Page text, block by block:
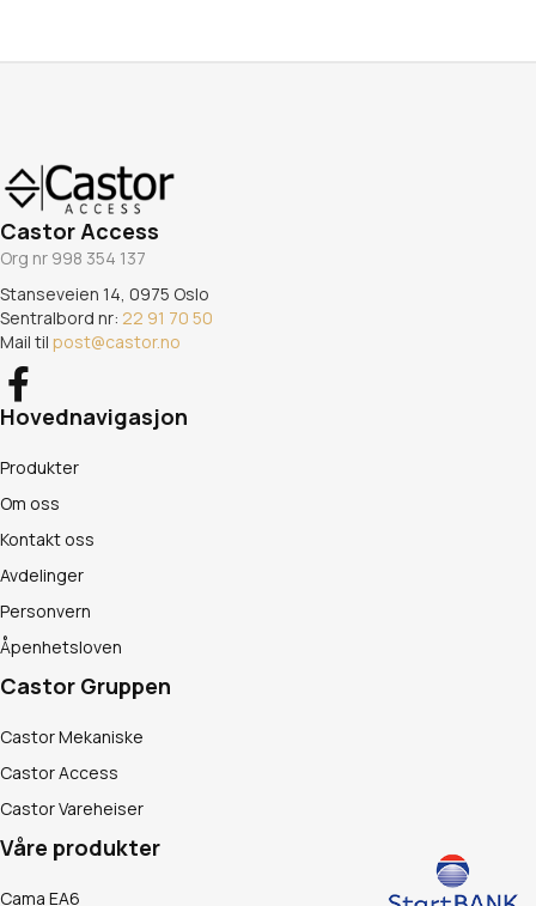
Castor Access
Org nr 998 354 137
Stanseveien 14, 0975 Oslo
Sentralbord nr: 22 91 70 50
Mail til post@castor.no
Hovednavigasjon
Produkter
Om oss
Kontakt oss
Avdelinger
Personvern
Åpenhetsloven
Castor Gruppen
Castor Mekaniske
Castor Access
Castor Vareheiser
Våre produkter
Cama EA6